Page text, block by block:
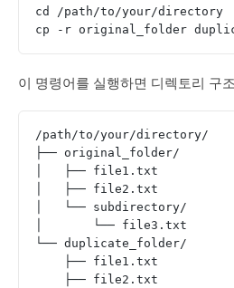
cd /path/to/your/directory
cp -r original_folder
이 명령어를 실행하면 디렉토리 구
/path/to/your/directory/
├── original_folder/
│   ├── file1.txt
│   ├── file2.txt
│   └── subdirectory/
│       └── file3.txt
└── duplicate_folder/
    ├── file1.txt
    ├── file2.txt